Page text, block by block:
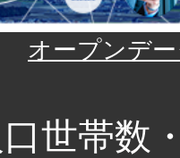
オープンデ
口世帯数